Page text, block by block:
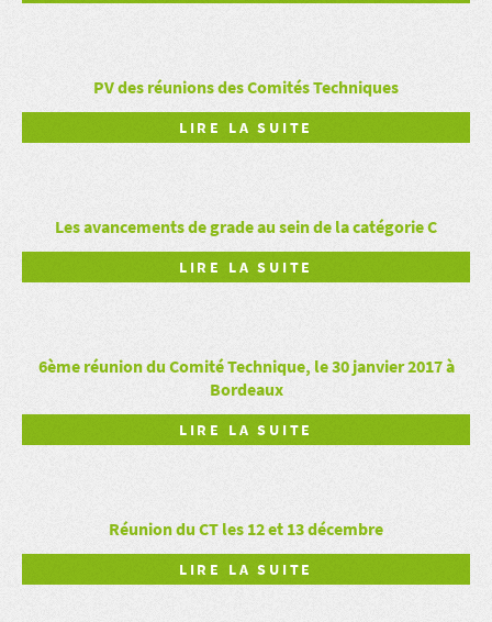
PV des réunions des Comités Techniques
LIRE LA SUITE
Les avancements de grade au sein de la catégorie C
LIRE LA SUITE
6ème réunion du Comité Technique, le 30 janvier 2017 à
Bordeaux
LIRE LA SUITE
Réunion du CT les 12 et 13 décembre
LIRE LA SUITE